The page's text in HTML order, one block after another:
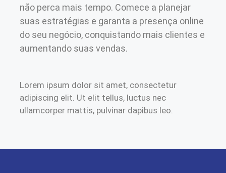
não perca mais tempo. Comece a planejar
suas estratégias e garanta a presença online
do seu negócio, conquistando mais clientes e
aumentando suas vendas.
Lorem ipsum dolor sit amet, consectetur
adipiscing elit. Ut elit tellus, luctus nec
ullamcorper mattis, pulvinar dapibus leo.